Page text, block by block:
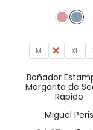
M L XL
Bañador
Margarita de
Rápido
Miguel Peris